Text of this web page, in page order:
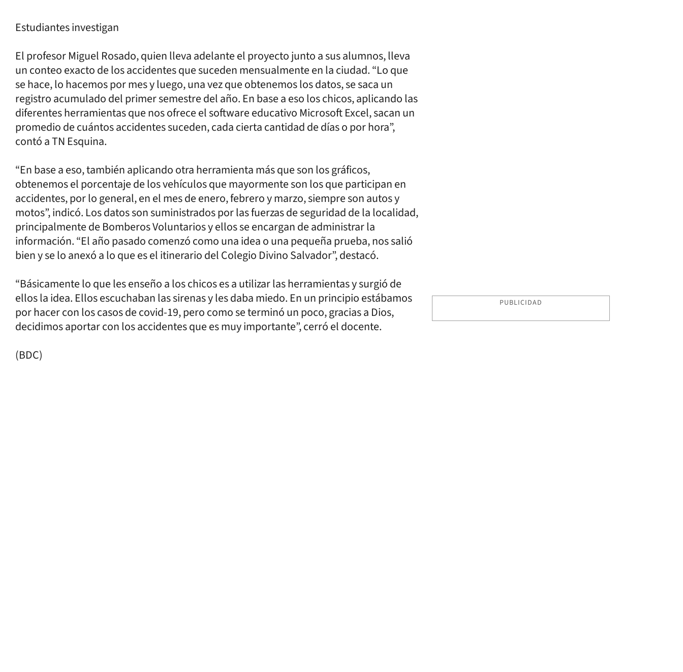
Estudiantes investigan
El profesor Miguel Rosado, quien lleva adelante el proyecto junto a sus alumnos, lleva
un conteo exacto de los accidentes que suceden mensualmente en la ciudad. “Lo que
se hace, lo hacemos por mes y luego, una vez que obtenemos los datos, se saca un
registro acumulado del primer semestre del año. En base a eso los chicos, aplicando las
diferentes herramientas que nos ofrece el software educativo Microsoft Excel, sacan un
promedio de cuántos accidentes suceden, cada cierta cantidad de días o por hora”,
contó a TN Esquina.
“En base a eso, también aplicando otra herramienta más que son los gráficos,
obtenemos el porcentaje de los vehículos que mayormente son los que participan en
accidentes, por lo general, en el mes de enero, febrero y marzo, siempre son autos y
motos”, indicó. Los datos son suministrados por las fuerzas de seguridad de la localidad,
principalmente de Bomberos Voluntarios y ellos se encargan de administrar la
información. “El año pasado comenzó como una idea o una pequeña prueba, nos salió
bien y se lo anexó a lo que es el itinerario del Colegio Divino Salvador”, destacó.
“Básicamente lo que les enseño a los chicos es a utilizar las herramientas y surgió de
ellos la idea. Ellos escuchaban las sirenas y les daba miedo. En un principio estábamos
por hacer con los casos de covid-19, pero como se terminó un poco, gracias a Dios,
decidimos aportar con los accidentes que es muy importante”, cerró el docente.
(BDC)
PUBLICIDAD